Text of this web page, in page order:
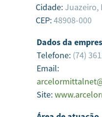
Cidade: Juazeiro,
CEP:48908-000
Dados da
Telefone: (74)
Email:
Site: